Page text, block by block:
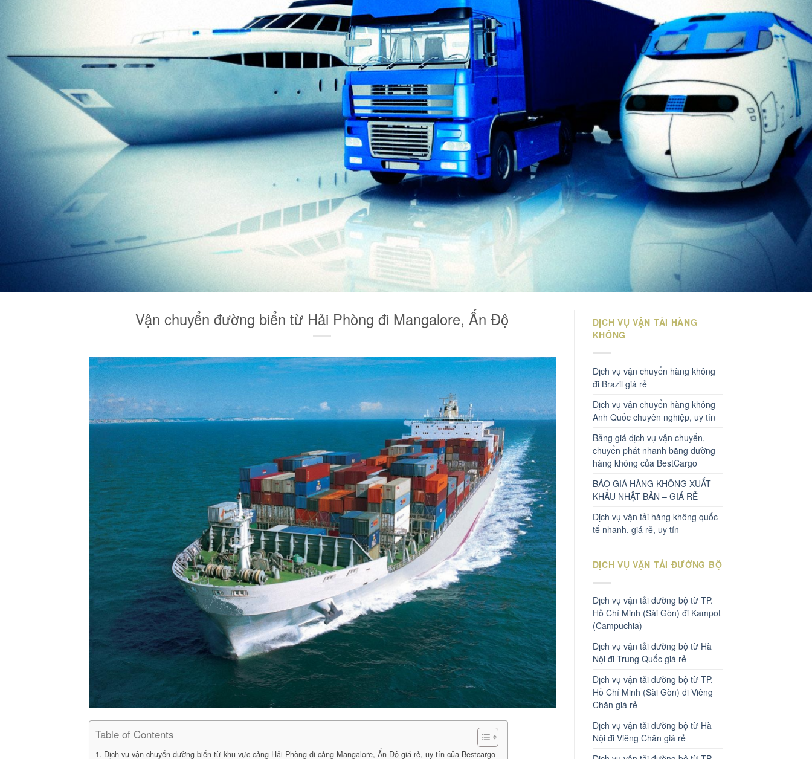
Vận chuyển đường biển từ Hải Phòng đi Mangalore, Ấn Độ
Table of Contents
Dịch vụ vận chuyển đường biển từ khu vực cảng Hải Phòng đi cảng Mangalore, Ấn Độ giá rẻ, uy tín của Bestcargo
DỊCH VỤ VẬN TẢI HÀNG
KHÔNG
Dịch vụ vận chuyển hàng không
đi Brazil giá rẻ
Dịch vụ vận chuyển hàng không
Anh Quốc chuyên nghiệp, uy tín
Bảng giá dịch vụ vận chuyển,
chuyển phát nhanh bằng đường
hàng không của BestCargo
BÁO GIÁ HÀNG KHÔNG XUẤT
KHẨU NHẬT BẢN – GIÁ RẺ
Dịch vụ vận tải hàng không quốc
tế nhanh, giá rẻ, uy tín
DỊCH VỤ VẬN TẢI ĐƯỜNG BỘ
Dịch vụ vận tải đường bộ từ TP.
Hồ Chí Minh (Sài Gòn) đi Kampot
(Campuchia)
Dịch vụ vận tải đường bộ từ Hà
Nội đi Trung Quốc giá rẻ
Dịch vụ vận tải đường bộ từ TP.
Hồ Chí Minh (Sài Gòn) đi Viêng
Chăn giá rẻ
Dịch vụ vận tải đường bộ từ Hà
Nội đi Viêng Chăn giá rẻ